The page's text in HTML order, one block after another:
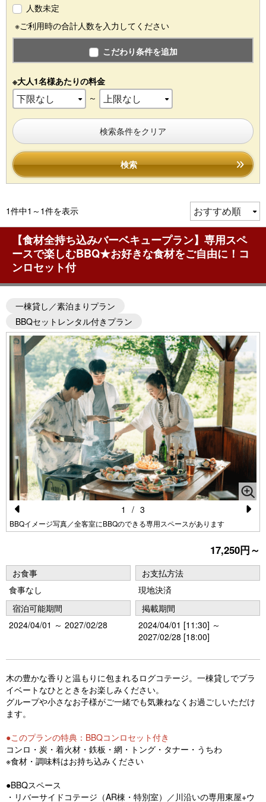
人数未定
※ご利用時の合計人数を入力してください
こだわり条件を追加
※大人1名様あたりの料金
～
検索条件をクリア
検索
1件中1～1件を表示
【食材全持ち込みバーベキュープラン】専用スペ
ースで楽しむBBQ★お好きな食材をご自由に！コ
ンロセット付
一棟貸し／素泊まりプラン
BBQセットレンタル付きプラン
Pr
o
u
s
BBQイメージ写真／全客室にBBQのできる専用スペースがあります
e
xt
1 / 3
17,250円～
お食事
食事なし
お支払方法
現地決済
宿泊可能期間
2024/04/01 ～ 2027/02/28
掲載期間
2024/04/01 [11:30] ～
2027/02/28 [18:00]
木の豊かな香りと温もりに包まれるログコテージ。一棟貸しでプラ
イベートなひとときをお楽しみください。
グループや小さなお子様がご一緒でも気兼ねなくお過ごしいただけ
ます。
●このプランの特典：BBQコンロセット付き
コンロ・炭・着火材・鉄板・網・トング・タナー・うちわ
※食材・調味料はお持ち込みください
●BBQスペース
・リバーサイドコテージ（AR棟・特別室）／川沿いの専用東屋+ウ